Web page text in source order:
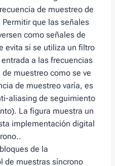
de muestreo de
que las señales
como señales de
evita si se utiliza un filtro
a las frecuencias
muestreo como se ve
de muestreo varía, es
aliasing de seguimiento
La figura muestra un
implementación digital